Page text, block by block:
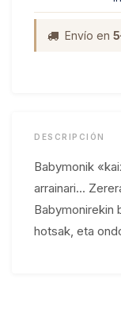
Envío en
DESCRIPCIÓN
Babymonik
arrainari...
Babymonirekin
hotsak, eta